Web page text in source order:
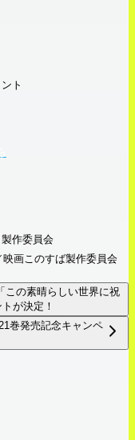
ト
作委員会
画このすば製作委員会
この素晴らしい世界に祝
が決定！
巻発売記念キャンペ